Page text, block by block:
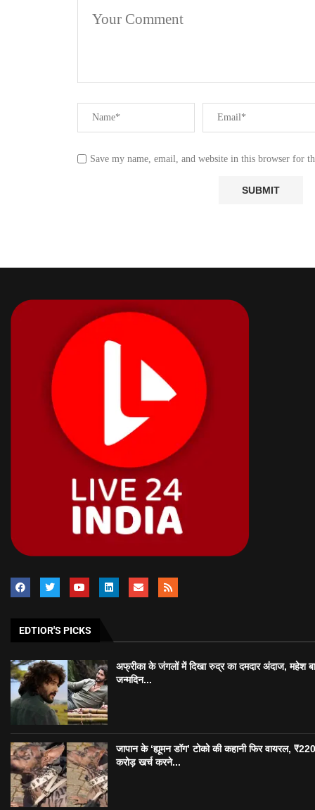
Save my name, email, and website in this browser for
EDTIOR'S PICKS
अफ्रीका के जंगलों में दिखा रुद्र का दमदार अंदाज, महेश
जन्मदिन...
जापान के ‘ह्यूमन डॉग’ टोको की कहानी फिर वायरल, ₹220
करोड़ खर्च करने...